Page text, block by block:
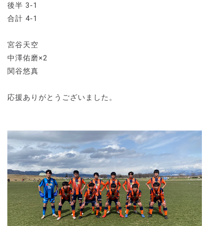
後半 3-1
合計 4-1
宮谷天空
中澤佑磨×2
関谷悠真
応援ありがとうございました。